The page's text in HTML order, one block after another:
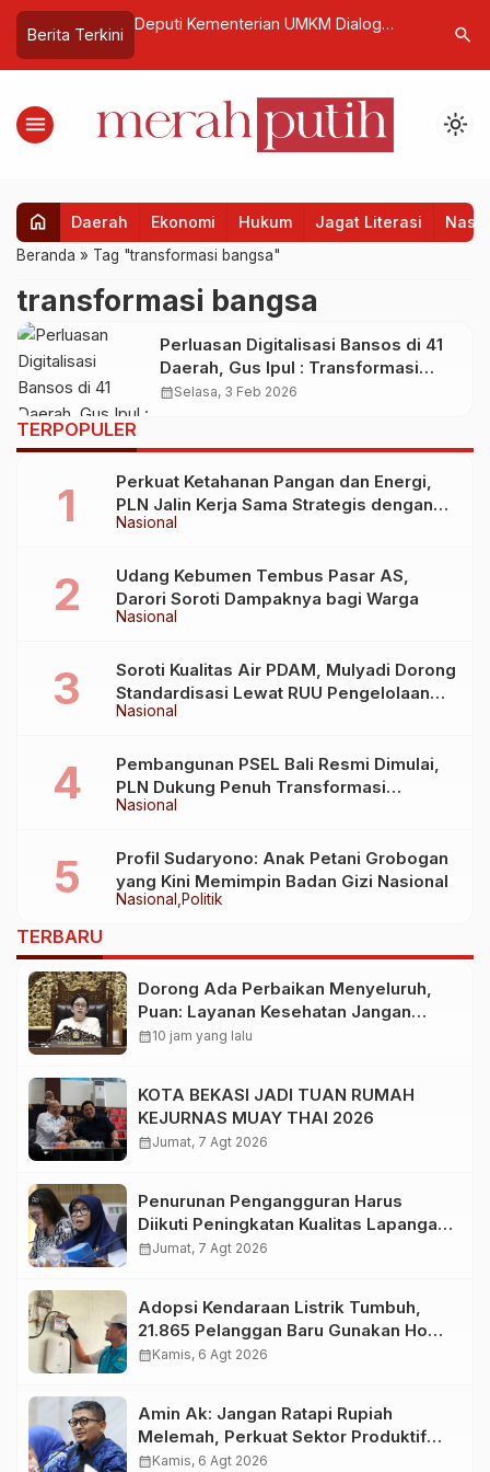
Berita Terkini
PRISMA
Deputi Kementerian UMKM Dialog
Dorong Mahasiswa Jadi Wirausaha
dan Ciptakan Lapangan Kerja
KSSK
search
menu light_mode
home Daerah Ekonomi Hukum Jagat Literasi
Beranda » Tag "transformasi bangsa"
transformasi bangsa
Perluasan Digitalisasi Bansos di 41
Daerah, Gus Ipul : Transformasi
Bangsa Mulai Dari Data
calendar_monthSelasa, 3 Feb 2026
TERPOPULER
Nasional
Perkuat Ketahanan Pangan dan Energi,
PLN Jalin Kerja Sama Strategis dengan
Kementerian Kelautan dan Perikanan
Nasional
Udang Kebumen Tembus Pasar AS,
Darori Soroti Dampaknya bagi Warga
Nasional
Soroti Kualitas Air PDAM, Mulyadi Dorong
Standardisasi Lewat RUU Pengelolaan
Air Minum
Nasional
Pembangunan PSEL Bali Resmi Dimulai,
PLN Dukung Penuh Transformasi
Nasional Pengelolaan Sampah Jadi
Nasional Politik
Profil Sudaryono: Anak Petani Grobogan
yang Kini Memimpin Badan Gizi Nasional
TERBARU
Dorong Ada Perbaikan Menyeluruh,
Puan: Layanan Kesehatan Jangan
Kehilangan Empati
calendar_month10 jam yang lalu
KOTA BEKASI JADI TUAN RUMAH
KEJURNAS MUAY THAI 2026
calendar_monthJumat, 7 Agt 2026
Penurunan Pengangguran Harus
Diikuti Peningkatan Kualitas Lapangan
Kerja
calendar_monthJumat, 7 Agt 2026
Adopsi Kendaraan Listrik Tumbuh,
21.865 Pelanggan Baru Gunakan Home
Charging Services PLN pada
calendar_monthKamis, 6 Agt 2026
Amin Ak: Jangan Ratapi Rupiah
Melemah, Perkuat Sektor Produktif
Negara
calendar_monthKamis, 6 Agt 2026